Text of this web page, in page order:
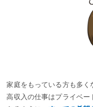
家庭をもっている方も多く
高収入の仕事はプライベ